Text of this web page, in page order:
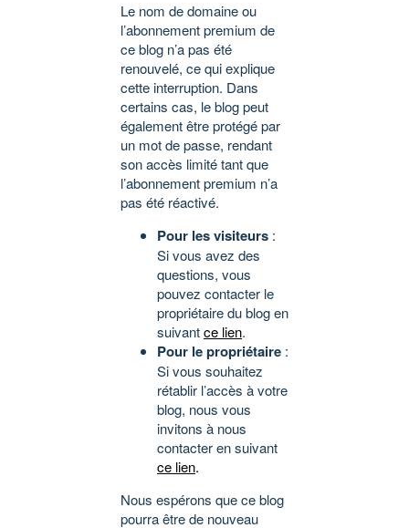
Le nom de domaine ou
l’abonnement premium de
ce blog n’a pas été
renouvelé, ce qui explique
cette interruption. Dans
certains cas, le blog peut
également être protégé par
un mot de passe, rendant
son accès limité tant que
l’abonnement premium n’a
pas été réactivé.
Pour les visiteurs :
Si vous avez des
questions, vous
pouvez contacter le
propriétaire du blog en
suivantce lien.
Pour le propriétaire :
Si vous souhaitez
rétablir l’accès à votre
blog, nous vous
invitons à nous
contacter en suivant
ce lien.
Nous espérons que ce blog
pourra être de nouveau